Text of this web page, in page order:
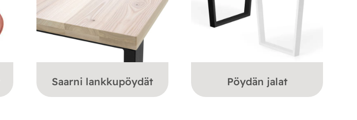
Saarni lankkupöydät Pöydän jalat